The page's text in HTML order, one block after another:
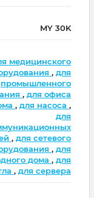
MY 30K
медицинского
, для
промышленного
, для офиса
, для насоса ,
для
, для сетевого
, для
дома , для
, для сервера